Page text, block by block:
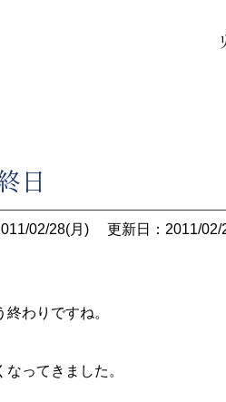
日
02/28(月) 更新日：2011/02/
終わりですね。
なってきました。